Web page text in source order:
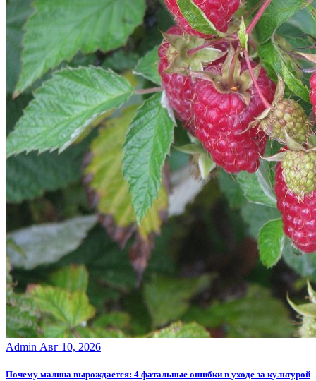
Admin Авг 10, 2026
Почему малина вырождается: 4 фатальные ошибки в уходе за культурой